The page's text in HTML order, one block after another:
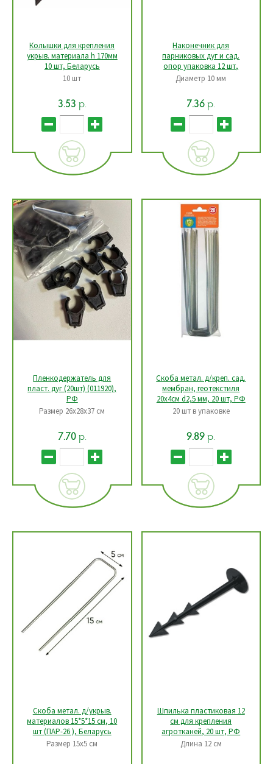
Колышки для крепления
укрыв. материала h 170мм
10 шт, Беларусь
10 шт
3.53 р.
Наконечник для
парниковых дуг и сад.
опор упаковка 12 шт,
Беларусь
Диаметр 10 мм
7.36р.
Пленкодержатель для
пласт. дуг (20шт) (011920),
РФ
Размер 26х28х37 см
7.70р.
Скоба метал. д/креп. сад.
мембран, геотекстиля
20х4см d2,5 мм, 20 шт, РФ
20 шт в упаковке
9.89р.
Скоба метал. д/укрыв.
материалов 15*5*15 см, 10
шт (ПАР-26 ), Беларусь
Размер 15х5 см
Шпилька пластиковая 12
см для крепления
агротканей, 20 шт, РФ
Длина 12 см